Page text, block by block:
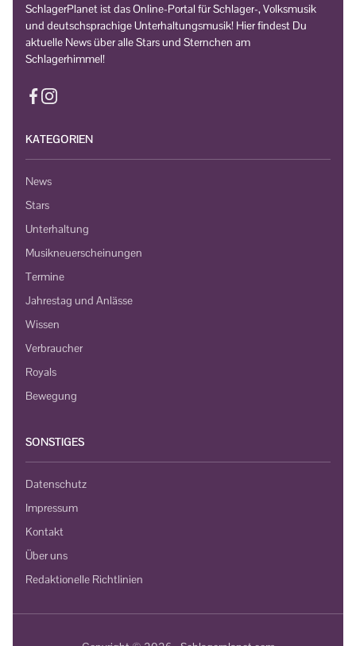
SchlagerPlanet ist das Online-Portal für Schlager-, Volksmusik
und deutschsprachige Unterhaltungsmusik! Hier findest Du
aktuelle News über alle Stars und Sternchen am
Schlagerhimmel!
KATEGORIEN
News
Stars
Unterhaltung
Musikneuerscheinungen
Termine
Jahrestag und Anlässe
Wissen
Verbraucher
Royals
Bewegung
SONSTIGES
Datenschutz
Impressum
Kontakt
Über uns
Redaktionelle Richtlinien